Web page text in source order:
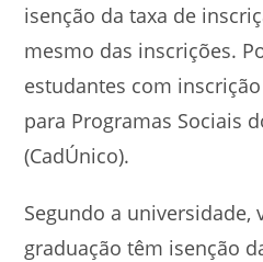
isenção da taxa de
mesmo das inscrições.
estudantes com
para Programas Sociais
(CadÚnico).
Segundo a universidade,
graduação têm isenção